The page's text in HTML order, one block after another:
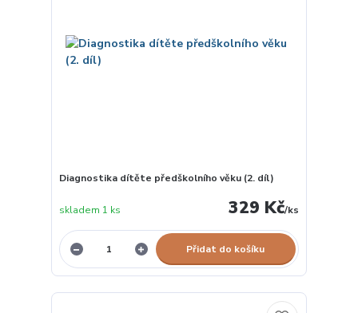
Diagnostika dítěte předškolního věku (2. díl)
329 Kč/ks
skladem 1 ks
Přidat do košíku